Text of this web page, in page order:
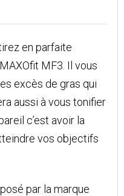
en parfaite
MF3. Il vous
excès de gras qui
aussi à vous tonifier
c’est avoir la
vos objectifs
par la marque